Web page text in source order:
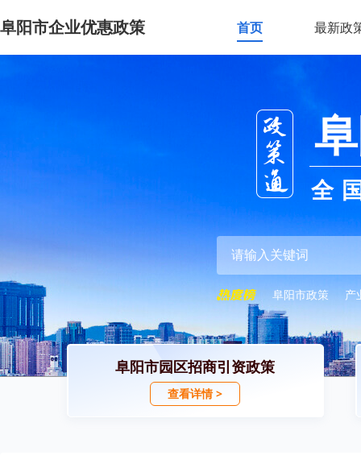
阜阳市企业优惠政策 首页 最新政
全
阜阳市政策 产
阜阳市园区招商引资政策
查看详情 >